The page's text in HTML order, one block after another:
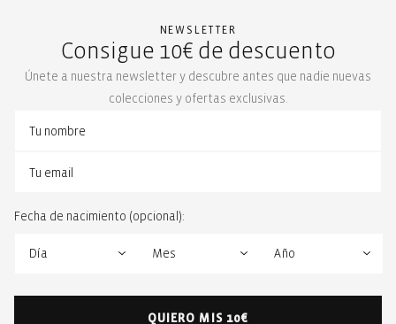
NEWSLETTER
Consigue 10€ de descuento
Únete a nuestra newsletter y descubre antes que nadie nuevas
colecciones y ofertas exclusivas.
Fecha de nacimiento (opcional):
QUIERO MIS 10€